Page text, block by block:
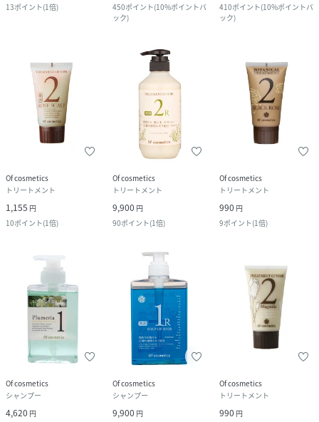
13ポイント(1倍) 450ポイント(10%ポイントバ
ック)
410ポイント(10%ポイントバ
ック)
Of cosmetics
トリートメント
1,155 円
10ポイント(1倍)
Of cosmetics
トリートメント
9,900 円
90ポイント(1倍)
Of cosmetics
トリートメント
990 円
9ポイント(1倍)
Of cosmetics
シャンプー
4,620 円
Of cosmetics
シャンプー
9,900 円
Of cosmetics
トリートメント
990 円